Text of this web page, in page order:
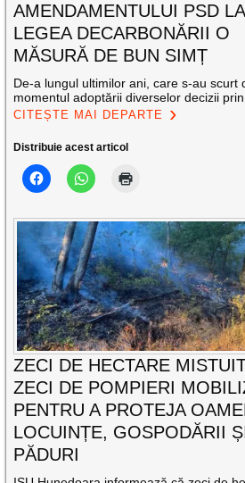
AMENDAMENTULUI PSD LA
LEGEA DECARBONĂRII O
MĂSURĂ DE BUN SIMȚ
De-a lungul ultimilor ani, care s-au scurt
momentul adoptării diverselor decizii
CITEȘTE MAI DEPARTE
Distribuie acest articol
ZECI DE HECTARE
ZECI DE POMPIERI
PENTRU A PROTEJA
LOCUINȚE, GOSPODĂRII
PĂDURI